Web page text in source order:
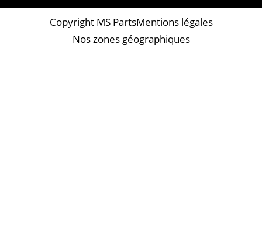
Copyright MS PartsMentions légales
Nos zones géographiques